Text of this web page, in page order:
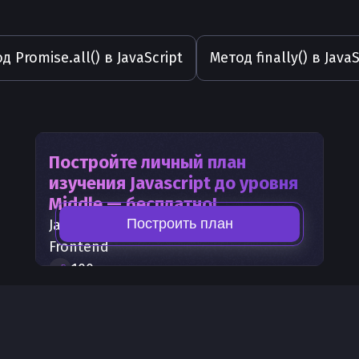
Promise.all() в JavaScript Метод finally() в
Постройте личный план
изучения Javascriptдо уровня
Middle — бесплатно!
Javascript
— часть карты развития
Frontend
100+шагов развития
Построить план